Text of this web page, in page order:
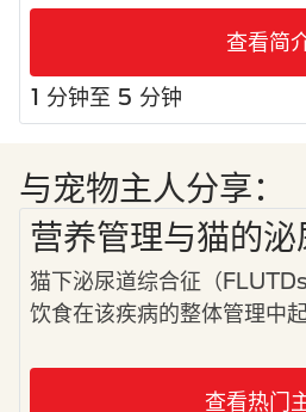
查看简
1 分钟至 5 分钟
与宠物主人分享：
营养管理与猫的
猫下泌尿道综合征（
饮食在该疾病的整体管理中
查看热门